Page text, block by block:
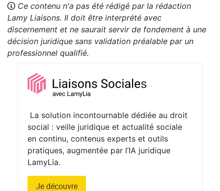
Ce contenu n'a pas été rédigé par la rédaction
Lamy Liaisons. Il doit être interprété avec
discernement et ne saurait servir de fondement à une
décision juridique sans validation préalable par un
professionnel qualifié.
La solution incontournable dédiée au droit
social : veille juridique et actualité sociale
en continu, contenus experts et outils
pratiques, augmentée par l’IA juridique
LamyLia.
Je découvre